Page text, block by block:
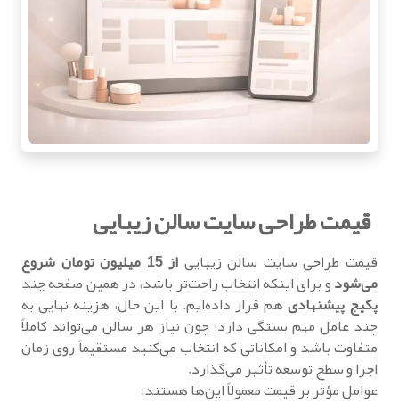
قیمت طراحی سایت سالن زیبایی
قیمت طراحی سایت سالن زیبایی از 15 میلیون تومان شروع
می‌شودو برای اینکه انتخاب راحت‌تر باشد، در همین صفحه چند
پکیج پیشنهادیهم قرار داده‌ایم. با این حال، هزینه نهایی به
چند عامل مهم بستگی دارد؛ چون نیاز هر سالن می‌تواند کاملاً
متفاوت باشد و امکاناتی که انتخاب می‌کنید مستقیماً روی زمان
اجرا و سطح توسعه تأثیر می‌گذارد.
عوامل مؤثر بر قیمت معمولاً این‌ها هستند: